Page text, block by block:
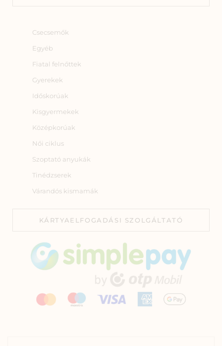
Csecsemők
Egyéb
Fiatal felnőttek
Gyerekek
Időskorúak
Kisgyermekek
Középkorúak
Női ciklus
Szoptató anyukák
Tinédzserek
Várandós kismamák
KÁRTYAELFOGADÁSI SZOLGÁLTATÓ